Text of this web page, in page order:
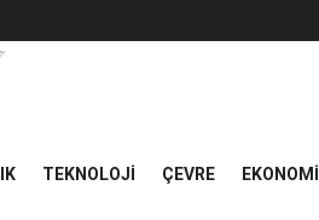
TEKNOLOJI ÇEVRE EKONOMI